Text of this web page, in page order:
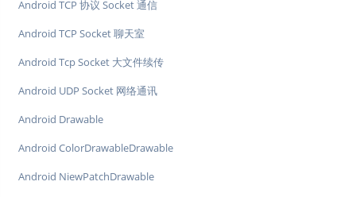
Android TCP 协议 Socket 通信
Android TCP Socket 聊天室
Android Tcp Socket 大文件续传
Android UDP Socket 网络通讯
Android Drawable
Android ColorDrawableDrawable
Android NiewPatchDrawable